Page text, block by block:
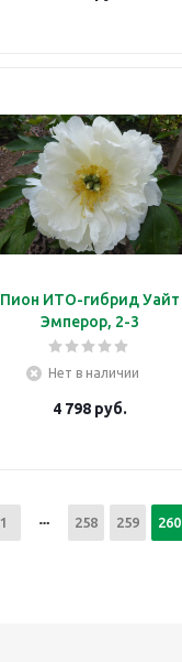
Пион ИТО-гибрид Уайт
Эмперор, 2-3
Нет в наличии
4 798руб.
1 258 259 260